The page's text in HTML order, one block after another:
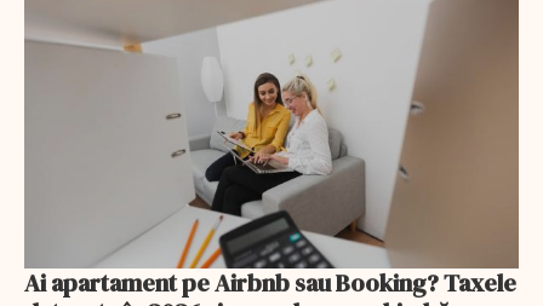
Ai apartament pe Airbnb sau Booking? Taxele